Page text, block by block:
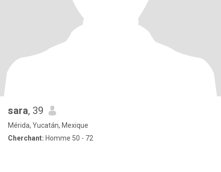
sara, 39
Mérida, Yucatán, Mexique
Cherchant: Homme 50 - 72